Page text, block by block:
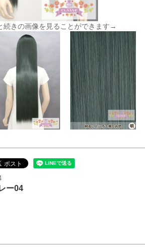
続きの画像を見ることができます→
ー04